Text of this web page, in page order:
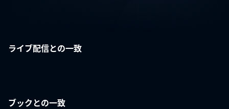
ライブ配信との一致
ブックとの一致